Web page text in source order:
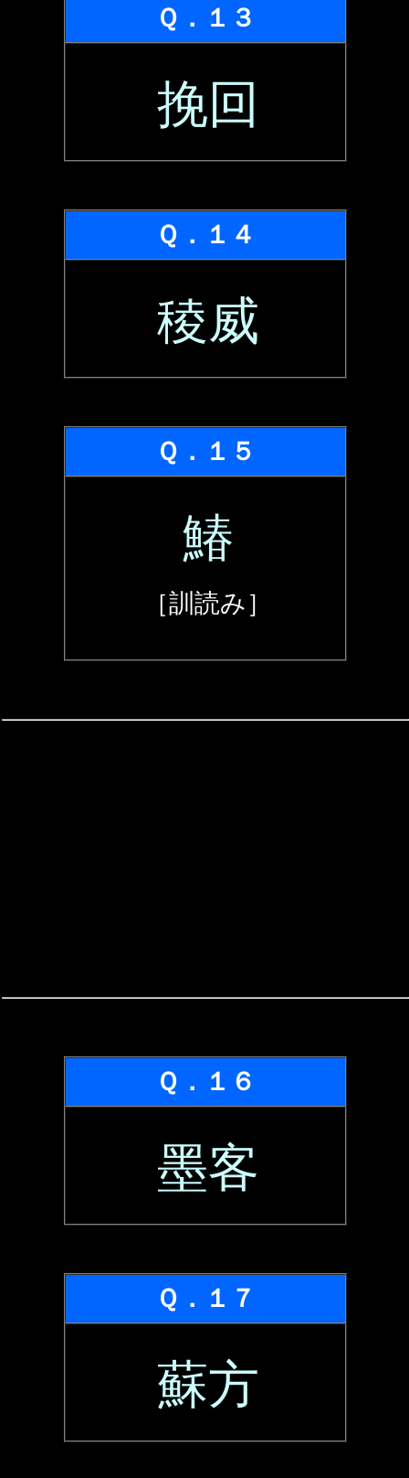
Ｑ．１３
挽回
Ｑ．１４
稜威
Ｑ．１５
鰆
［訓読み］
Ｑ．１６
墨客
Ｑ．１７
蘇方